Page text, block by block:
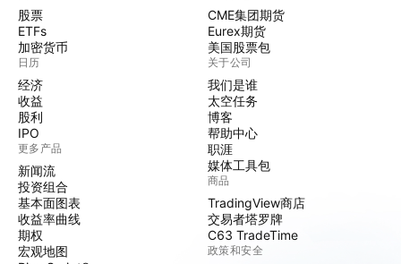
股票
ETFs
加密货币
日历
经济
收益
股利
IPO
更多产品
新闻流
投资组合
基本面图表
收益率曲线
期权
宏观地图
CME集团期货
Eurex期货
美国股票包
关于公司
我们是谁
太空任务
博客
帮助中心
职涯
媒体工具包
商品
TradingView商店
交易者塔罗牌
C63 TradeTime
政策和安全